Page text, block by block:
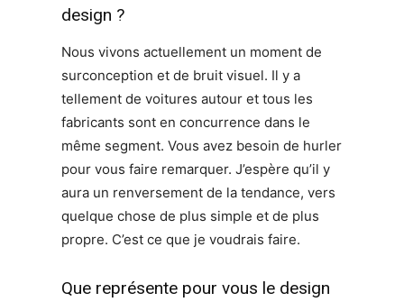
design ?
Nous vivons actuellement un moment de
surconception et de bruit visuel. Il y a
tellement de voitures autour et tous les
fabricants sont en concurrence dans le
même segment. Vous avez besoin de hurler
pour vous faire remarquer. J’espère qu’il y
aura un renversement de la tendance, vers
quelque chose de plus simple et de plus
propre. C’est ce que je voudrais faire.
Que représente pour vous le design